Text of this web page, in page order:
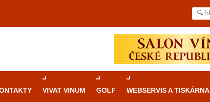
VIVAT VINUM GOLF WEBSERVIS A TISKÁRNA